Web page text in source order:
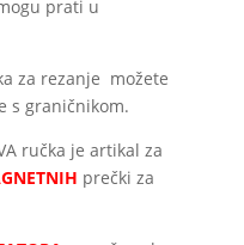
prati u
za rezanje možete
s graničnikom.
ručka je artikal za
prečki za